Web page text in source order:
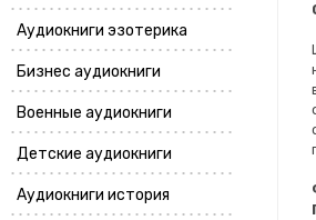
Аудиокниги эзотерика
Бизнес аудиокниги
Военные аудиокниги
Детские аудиокниги
Аудиокниги история